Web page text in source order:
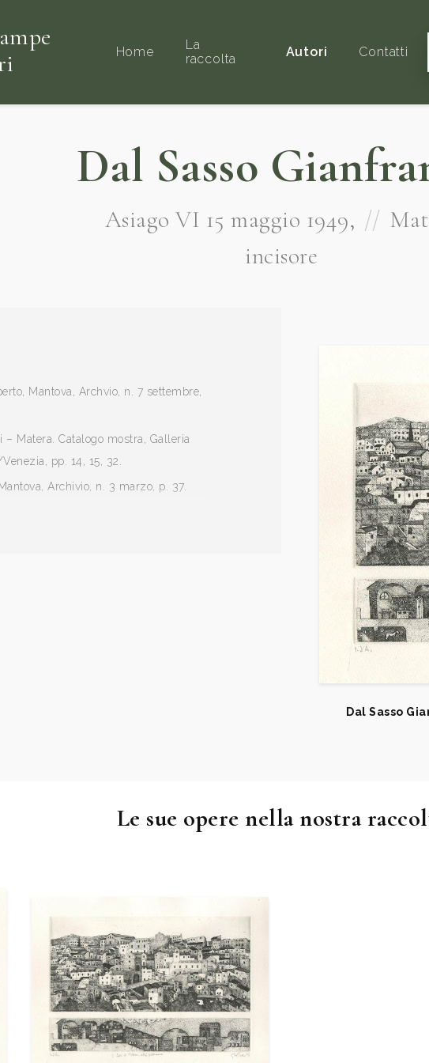
Home
La
raccolta
Autori Contatti
Dal Sasso
Asiago VI 15 maggio 1949, //
incisore
Mantova, Archvio, n. 7 settembre,
– Matera. Catalogo mostra, Galleria
pp. 14, 15, 32.
Archivio, n. 3 marzo, p. 37.
Dal Sasso
Le sue opere nella nostra